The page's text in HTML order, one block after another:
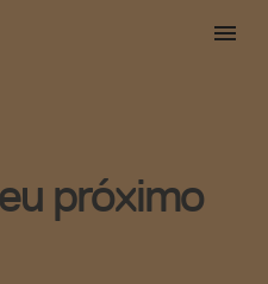
próximo